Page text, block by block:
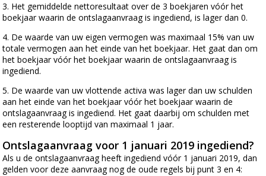
3. Het gemiddelde nettoresultaat over de 3 boekjaren vóór het
boekjaar waarin de ontslagaanvraag is ingediend, is lager dan 0.
4. De waarde van uw eigen vermogen was maximaal 15% van uw
totale vermogen aan het einde van het boekjaar. Het gaat dan om
het boekjaar vóór het boekjaar waarin de ontslagaanvraag is
ingediend.
5. De waarde van uw vlottende activa was lager dan uw schulden
aan het einde van het boekjaar vóór het boekjaar waarin de
ontslagaanvraag is ingediend. Het gaat daarbij om schulden met
een resterende looptijd van maximaal 1 jaar.
Ontslagaanvraag voor 1 januari 2019 ingediend?
Als u de ontslagaanvraag heeft ingediend vóór 1 januari 2019, dan
gelden voor deze aanvraag nog de oude regels bij punt 3 en 4: